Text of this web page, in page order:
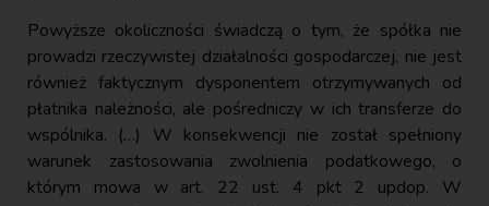
Powyższe okoliczności świadczą o tym, że spółka nie
prowadzi rzeczywistej działalności gospodarczej, nie jest
również faktycznym dysponentem otrzymywanych od
płatnika należności, ale pośredniczy w ich transferze do
wspólnika. (…) W konsekwencji nie został spełniony
warunek zastosowania zwolnienia podatkowego, o
którym mowa w art. 22 ust. 4 pkt 2 updop. W